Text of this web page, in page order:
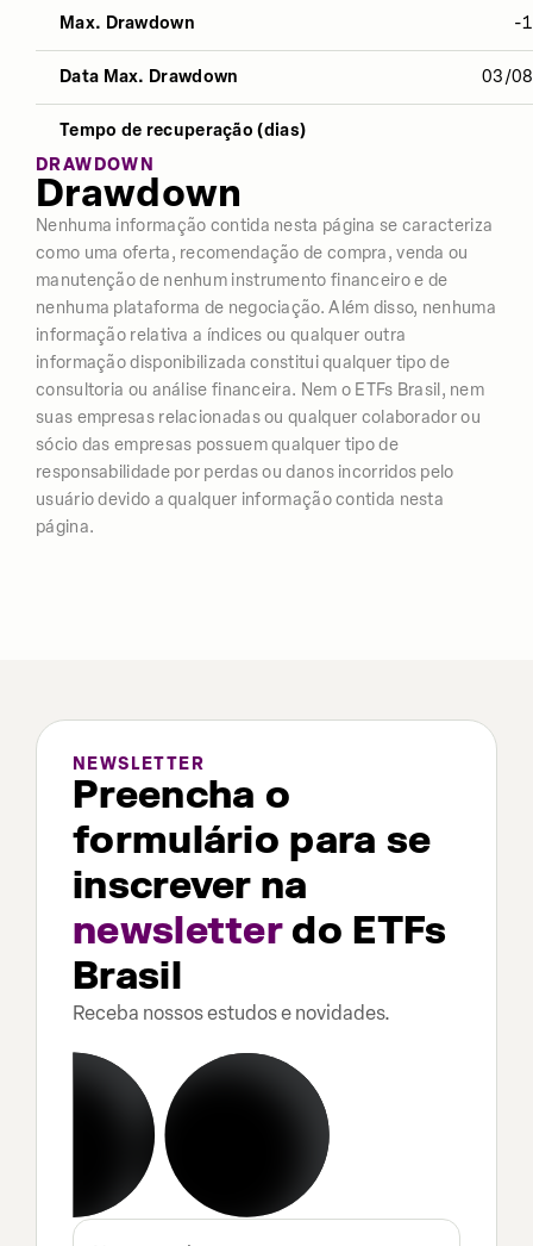
ÚLTIMOS
Desvio Padrão 12,00% -
Índice Sharpe -2,88
Retorno -12,27%
Max. Drawdown -
Data Max. Drawdown 03/
Tempo de recuperação (dias)
DRAWDOWN
Drawdown
Nenhuma informação contida nesta página se caracteriza
como uma oferta, recomendação de compra, venda ou
manutenção de nenhum instrumento financeiro e de
nenhuma plataforma de negociação. Além disso, nenhuma
informação relativa a índices ou qualquer outra
informação disponibilizada constitui qualquer tipo de
consultoria ou análise financeira. Nem o ETFs Brasil, nem
suas empresas relacionadas ou qualquer colaborador ou
sócio das empresas possuem qualquer tipo de
responsabilidade por perdas ou danos incorridos pelo
usuário devido a qualquer informação contida nesta
página.
NEWSLETTER
Preencha o
formulário para se
inscrever na
newsletterdo ETFs
Brasil
Receba nossos estudos e novidades.